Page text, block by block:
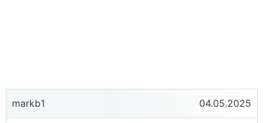
markb1 04.05.2025